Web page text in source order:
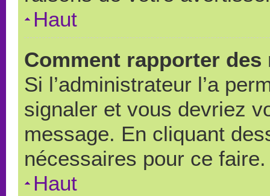
Haut
Comment rapporter
Si l’administrateur l’a
signaler et vous devriez
message. En cliquant
nécessaires pour ce faire.
Haut